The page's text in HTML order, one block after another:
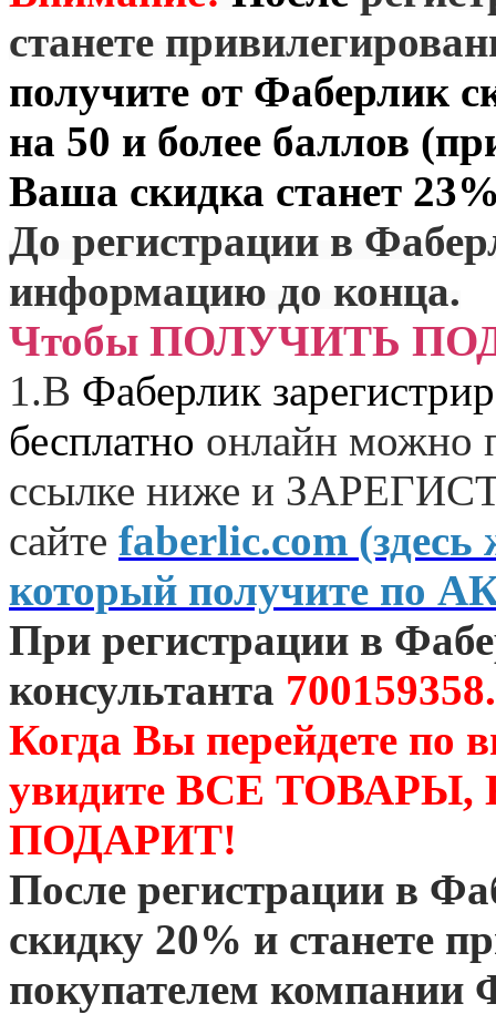
станете
получите от Фаберлик
на 50 и более баллов
Ваша скидка станет
До регистрации в
информацию до конца.
Чтобы ПОЛУЧИТЬ
1.В Фаберлик
бесплатно онлайн можно
ссылке ниже и
сайте faberlic.com
который получите по
При регистрации в
консультанта 700159358.
Когда Вы перейдете по
увидите ВСЕ
ПОДАРИТ!
После регистрации в
скидку 20% и станете
покупателем компании